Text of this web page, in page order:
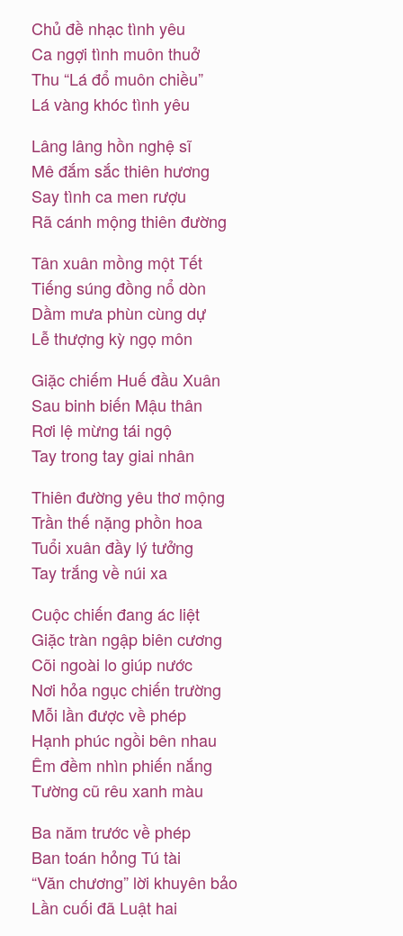
Chủ đề nhạc tình yêu
Ca ngợi tình muôn thuở
Thu “Lá đổ muôn chiều”
Lá vàng khóc tình yêu
Lâng lâng hồn nghệ sĩ
Mê đắm sắc thiên hương
Say tình ca men rượu
Rã cánh mộng thiên đường
Tân xuân mồng một Tết
Tiếng súng đồng nổ dòn
Dầm mưa phùn cùng dự
Lễ thượng kỳ ngọ môn
Giặc chiếm Huế đầu Xuân
Sau binh biến Mậu thân
Rơi lệ mừng tái ngộ
Tay trong tay giai nhân
Thiên đường yêu thơ mộng
Trần thế nặng phồn hoa
Tuổi xuân đầy lý tưởng
Tay trắng về núi xa
Cuộc chiến đang ác liệt
Giặc tràn ngập biên cương
Cõi ngoài lo giúp nước
Nơi hỏa ngục chiến trường
Mỗi lần được về phép
Hạnh phúc ngồi bên nhau
Êm đềm nhìn phiến nắng
Tường cũ rêu xanh màu
Ba năm trước về phép
Ban toán hỏng Tú tài
“Văn chương” lời khuyên bảo
Lần cuối đã Luật hai